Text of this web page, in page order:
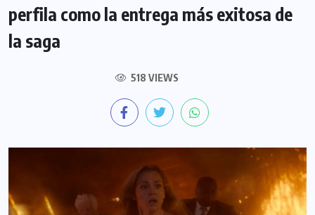
perfila como la entrega más exitosa de
la saga
518 VIEWS